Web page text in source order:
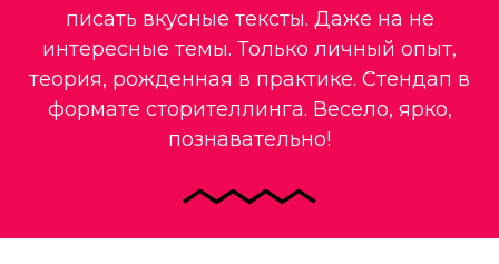
писать вкусные тексты. Даже на не
интересные темы. Только личный опыт,
теория, рожденная в практике. Стендап в
формате сторителлинга. Весело, ярко,
познавательно!